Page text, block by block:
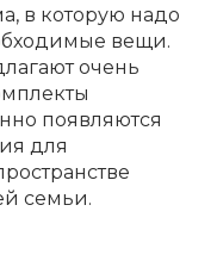
в которую надо
вещи.
очень
появляются
для
семьи.